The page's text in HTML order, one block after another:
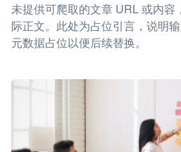
未提供可爬取的文章 URL 或内容
际正文。此处为占位引言，说明
元数据占位以便后续替换。